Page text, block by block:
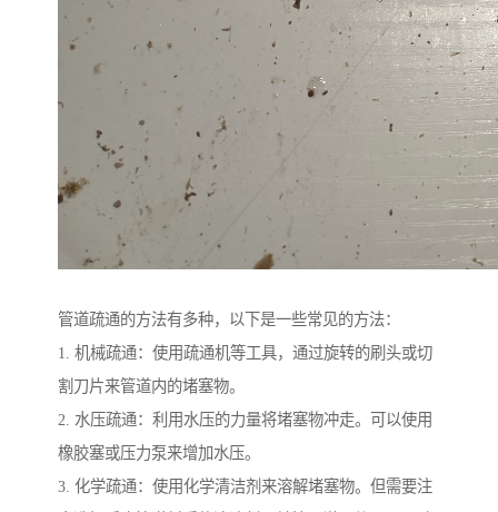
管道疏通的方法有多种，以下是一些常见的方法：
1. 机械疏通：使用疏通机等工具，通过旋转的刷头或切
割刀片来管道内的堵塞物。
2. 水压疏通：利用水压的力量将堵塞物冲走。可以使用
橡胶塞或压力泵来增加水压。
3. 化学疏通：使用化学清洁剂来溶解堵塞物。但需要注